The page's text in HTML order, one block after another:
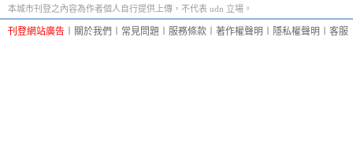
本城市刊登之內容為作者個人自行提供上傳，不代表 udn 立場。
刊登網站廣告 關於我們 常見問題 服務條款 著作權聲明 隱私權聲明 客服